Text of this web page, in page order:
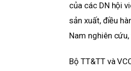
của các DN hội
sản xuất, điều
Nam nghiên
Bộ TT&TT và